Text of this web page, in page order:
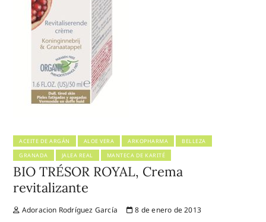
ACEITE DE ARGÁN ALOE VERA ARKOPHARMA
BELLEZA
GRANADA
JALEA REAL MANTECA DE KARITÉ
BIO TRÉSOR ROYAL, Crema
revitalizante
Adoracion Rodríguez García 8 de enero de 2013